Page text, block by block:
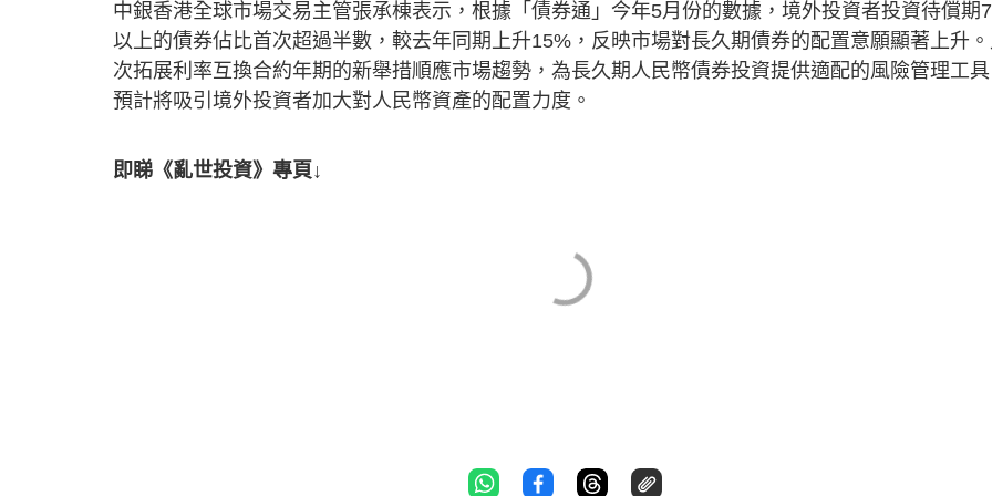
中銀香港全球市場交易主管張承棟表示，根據「債券通」今年5月份的數據，境外投資者投資待償期
以上的債券佔比首次超過半數，較去年同期上升15%，反映市場對長久期債券的配置意願顯著上升
次拓展利率互換合約年期的新舉措順應市場趨勢，為長久期人民幣債券投資提供適配的風險管理工具
預計將吸引境外投資者加大對人民幣資產的配置力度。
即睇《亂世投資》專頁↓